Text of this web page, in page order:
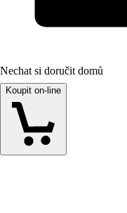
Nechat si doručit domů
Koupit on-line